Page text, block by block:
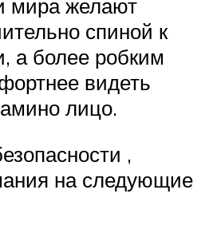
мира желают
спиной к
а более робким
видеть
лицо.
,
на следующие